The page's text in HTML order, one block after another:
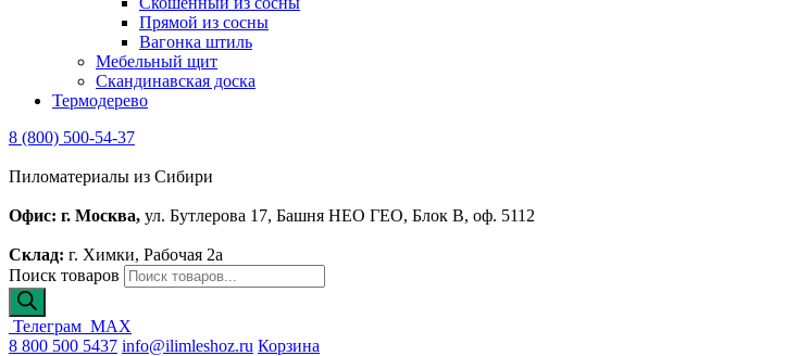
Прямой из сосны
Вагонка штиль
Мебельный щит
Скандинавская доска
Термодерево
8 (800) 500-54-37
Пиломатериалы из Сибири
Офис: г. Москва, ул. Бутлерова 17, Башня НЕО ГЕО, Блок В, оф. 5112
Склад: г. Химки, Рабочая 2а
Поиск товаров
Телеграм MAX
8 800 500 5437 info@ilimleshoz.ru Корзина